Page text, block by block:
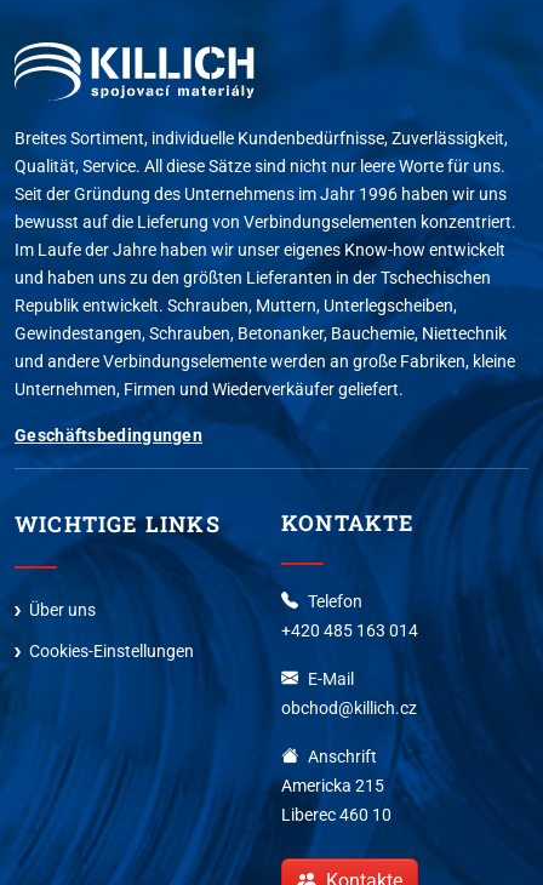
Breites Sortiment, individuelle Kundenbedürfnisse, Zuverlässigkeit,
Qualität, Service. All diese Sätze sind nicht nur leere Worte für uns.
Seit der Gründung des Unternehmens im Jahr 1996 haben wir uns
bewusst auf die Lieferung von Verbindungselementen konzentriert.
Im Laufe der Jahre haben wir unser eigenes Know-how entwickelt
und haben uns zu den größten Lieferanten in der Tschechischen
Republik entwickelt. Schrauben, Muttern, Unterlegscheiben,
Gewindestangen, Schrauben, Betonanker, Bauchemie, Niettechnik
und andere Verbindungselemente werden an große Fabriken, kleine
Unternehmen, Firmen und Wiederverkäufer geliefert.
Geschäftsbedingungen
WICHTIGE LINKS
Über uns
Cookies-Einstellungen
KONTAKTE
Telefon
+420 485 163 014
E-Mail
obchod@killich.cz
Anschrift
Americka 215
Liberec 460 10
Kontakte